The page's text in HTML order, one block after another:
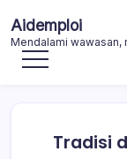
to
content
Aidemploi
Mendalami wawasan,
Tradisi